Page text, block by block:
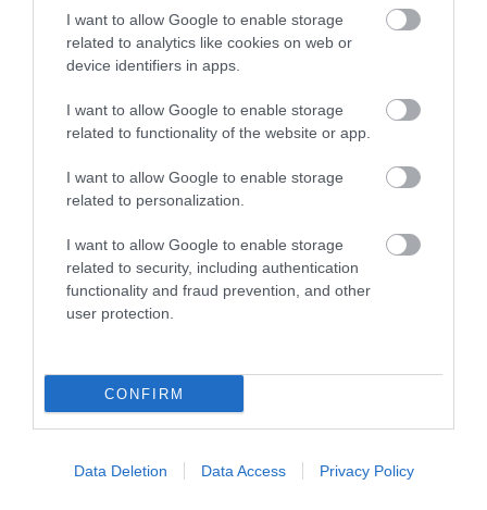
I want to allow Google to enable storage
related to analytics like cookies on web or
device identifiers in apps.
I want to allow Google to enable storage
related to functionality of the website or app.
I want to allow Google to enable storage
related to personalization.
I want to allow Google to enable storage
related to security, including authentication
functionality and fraud prevention, and other
user protection.
CONFIRM
Data Deletion Data Access Privacy Policy
HÍREK A GARÁZSBÓL: CHERY TIGGO 9
PHEV LUXURY – A KÍNAI PR...
Barta Autó
LAKÓÉPÜLETEK LÁNGOLTAK SZERDÁN
2026. augusztus 06|Riasztó
EGY EGRI CSALÁD TÖRTÉNE...
2026. augusztus 06